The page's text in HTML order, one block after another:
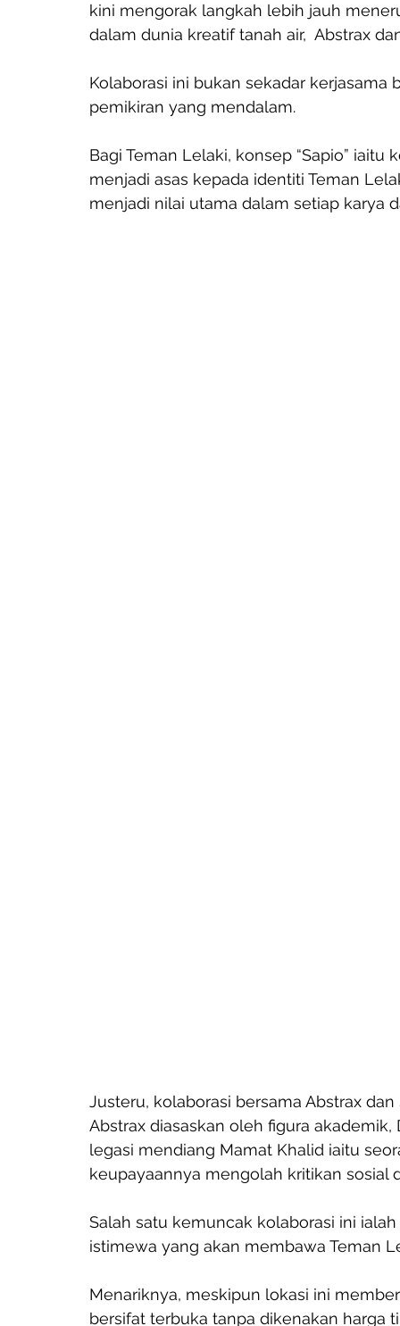
kini mengorak langkah lebih jauh
dalam dunia kreatif tanah air,  Abstrax
Kolaborasi ini bukan sekadar
pemikiran yang mendalam.
Bagi Teman Lelaki, konsep “Sapio”
menjadi asas kepada identiti Teman
menjadi nilai utama dalam setiap karya
Justeru, kolaborasi bersama Abstrax
Abstrax diasaskan oleh figura
legasi mendiang Mamat Khalid iaitu
keupayaannya mengolah kritikan sosial
Salah satu kemuncak kolaborasi ini
istimewa yang akan membawa Teman
Menariknya, meskipun lokasi ini
bersifat terbuka tanpa dikenakan